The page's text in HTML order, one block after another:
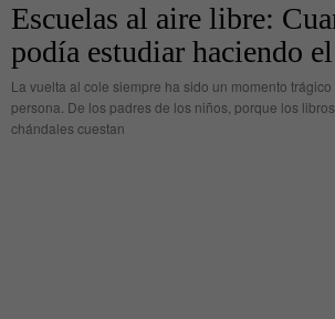
Escuelas al aire libre:
podía estudiar haciendo
La vuelta al cole siempre ha sido un momento
persona. De los padres de los niños, porque los
chándales cuestan